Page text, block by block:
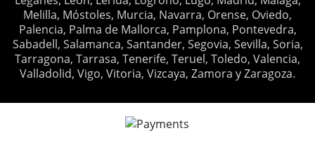
Melilla, Móstoles, Murcia, Navarra, Orense, Oviedo,
Palencia, Palma de Mallorca, Pamplona, Pontevedra,
Sabadell, Salamanca, Santander, Segovia, Sevilla, Soria,
Tarragona, Tarrasa, Tenerife, Teruel, Toledo, Valencia,
Valladolid, Vigo, Vitoria, Vizcaya, Zamora y Zaragoza.